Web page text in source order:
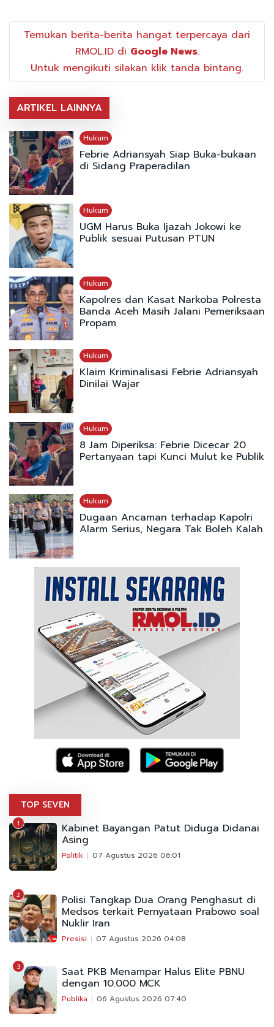
Temukan berita-berita hangat terpercaya dari
RMOL.ID di Google News.
Untuk mengikuti silakan klik tanda bintang.
ARTIKEL LAINNYA
Hukum
Febrie Adriansyah Siap Buka-bukaan
di Sidang Praperadilan
Hukum
UGM Harus Buka Ijazah Jokowi ke
Publik sesuai Putusan PTUN
Hukum
Kapolres dan Kasat Narkoba Polresta
Banda Aceh Masih Jalani Pemeriksaan
Propam
Hukum
Klaim Kriminalisasi Febrie Adriansyah
Dinilai Wajar
Hukum
8 Jam Diperiksa: Febrie Dicecar 20
Pertanyaan tapi Kunci Mulut ke Publik
Hukum
Dugaan Ancaman terhadap Kapolri
Alarm Serius, Negara Tak Boleh Kalah
TOP SEVEN
1 Kabinet Bayangan Patut Diduga Didanai
Asing
Politik 07 Agustus 2026 06:01
2 Polisi Tangkap Dua Orang Penghasut di
Medsos terkait Pernyataan Prabowo soal
Nuklir Iran
Presisi 07 Agustus 2026 04:08
3 Saat PKB Menampar Halus Elite PBNU
dengan 10.000 MCK
Publika 06 Agustus 2026 07:40